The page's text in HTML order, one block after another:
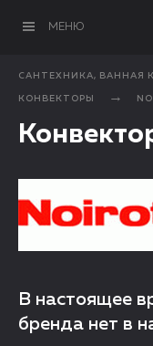
МЕНЮ
САНТЕХНИКА, ВАННАЯ
КОНВЕКТОРЫ
В настоящее
бренда нет в